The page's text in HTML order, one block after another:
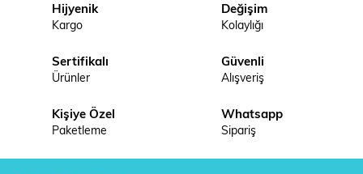
Hijyenik
Kargo
Değişim
Kolaylığı
Sertifikalı
Ürünler
Güvenli
Alışveriş
Kişiye Özel
Paketleme
Whatsapp
Sipariş